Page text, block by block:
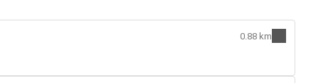
0.88 km